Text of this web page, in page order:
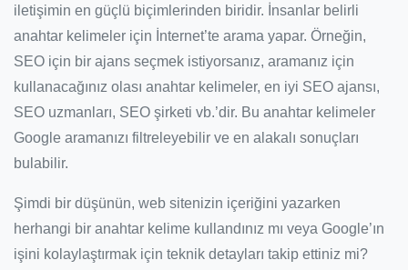
iletişimin en güçlü biçimlerinden biridir. İnsanlar belirli
anahtar kelimeler için İnternet’te arama yapar. Örneğin,
SEO için bir ajans seçmek istiyorsanız, aramanız için
kullanacağınız olası anahtar kelimeler, en iyi SEO ajansı,
SEO uzmanları, SEO şirketi vb.’dir. Bu anahtar kelimeler
Google aramanızı filtreleyebilir ve en alakalı sonuçları
bulabilir.
Şimdi bir düşünün, web sitenizin içeriğini yazarken
herhangi bir anahtar kelime kullandınız mı veya Google’ın
işini kolaylaştırmak için teknik detayları takip ettiniz mi?